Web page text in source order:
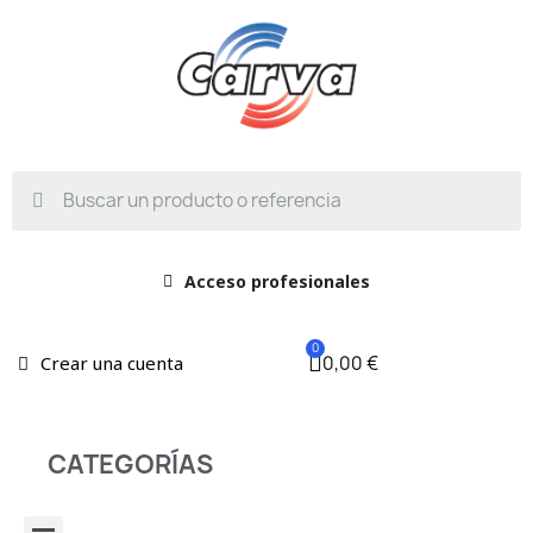
Acceso profesionales
Crear una cuenta 0,00 €
CATEGORÍAS